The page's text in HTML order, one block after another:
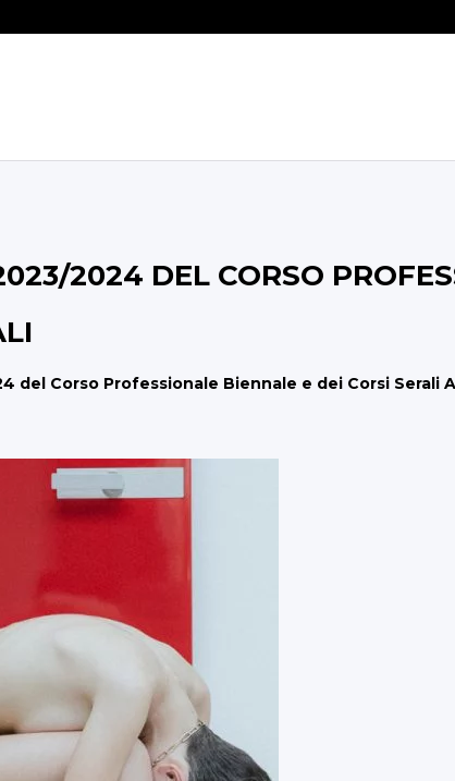
2024 DEL CORSO
del Corso Professionale Biennale e dei Corsi Serali